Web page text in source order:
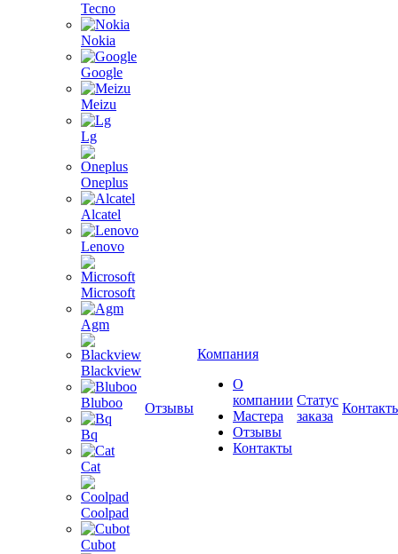
Tecno
Nokia
Google
Meizu
Lg
Oneplus
Alcatel
Lenovo
Microsoft
Agm
Blackview
Bluboo
Bq
Cat
Coolpad
Cubot
Отзывы
Компания
О
компании
Мастера
Отзывы
Контакты
Статус
заказа